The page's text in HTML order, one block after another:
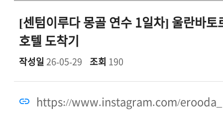
[센텀이루다 몽골 연수 1일차] 울란바토
호텔 도착기
작성일 26-05-29 조회 190
https://www.instagram.com/